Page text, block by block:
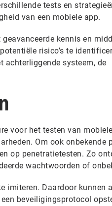
tests en
van een mobiele app.
kennis en
risico’s te
achterliggende systeem, de
voor het testen van
Om ook onbekende
op penetratietesten. Zo
wachtwoorden of
imiteren. Daardoor kunnen
beveiligingsprotocol